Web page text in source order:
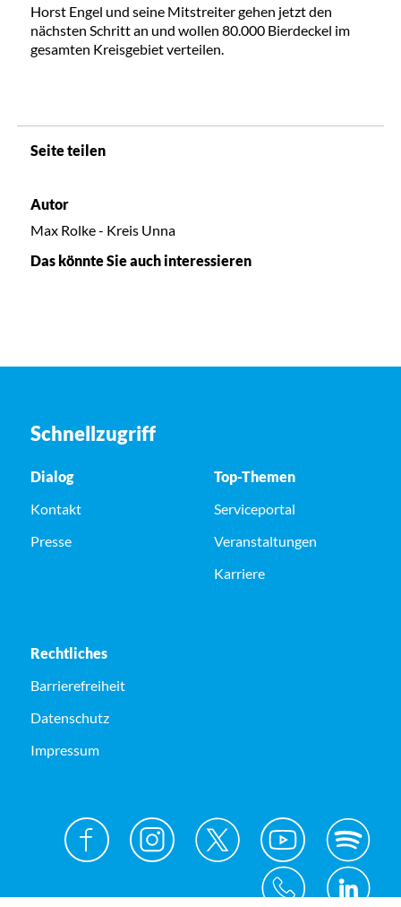
Horst Engel und seine Mitstreiter gehen jetzt den
nächsten Schritt an und wollen 80.000 Bierdeckel im
gesamten Kreisgebiet verteilen.
Seite teilen
Autor
Max Rolke - Kreis Unna
Das könnte Sie auch interessieren
Schnellzugriff
Dialog
Kontakt
Presse
Top-Themen
Serviceportal
Veranstaltungen
Karriere
Rechtliches
Barrierefreiheit
Datenschutz
Impressum